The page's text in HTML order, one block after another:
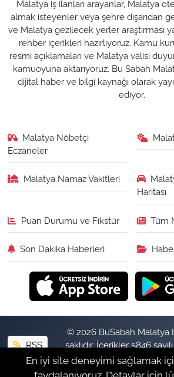
Malatya iş ilanları arayanlar, Malatya
almak isteyenler veya şehre dışarıdan
ve Malatya gezilecek yerler araştırması
rehber içerikleri hazırlıyoruz. Kamu
resmi açıklamaları ve Malatya valisi
kamuoyuna aktarıyoruz. Bu Sabah
dijital haber ve bilgi kaynağı olarak
ediyor.
Malatya Nöbetçi
Eczaneler
Malatya Namaz Vakitleri
Haritası
Puan Durumu ve Fikstür Tüm
Son Dakika Haberleri
RSS
© 2026 BuSabah Malatya
saklıdır. İçerikler 5846
izinsiz
En iyi site deneyimi sağlamak